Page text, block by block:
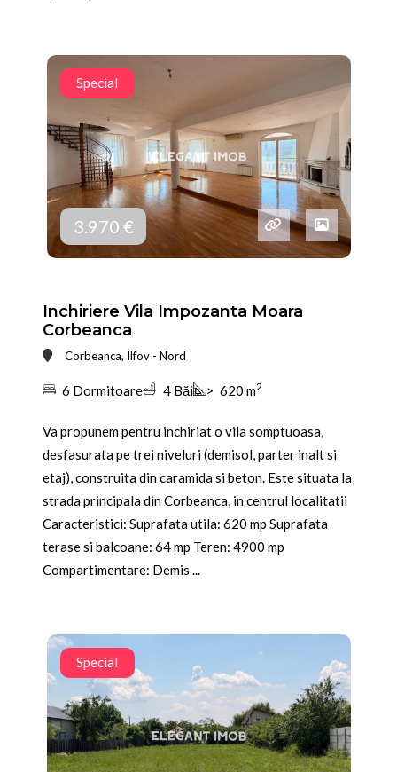
Special
3.970 €
Inchiriere Vila Impozanta Moara
Corbeanca
Corbeanca, Ilfov - Nord
6 Dormitoare 4 Băi > 620 m2
Va propunem pentru inchiriat o vila somptuoasa,
desfasurata pe trei niveluri (demisol, parter inalt si
etaj), construita din caramida si beton. Este situata la
strada principala din Corbeanca, in centrul localitatii
Caracteristici: Suprafata utila: 620 mp Suprafata
terase si balcoane: 64 mp Teren: 4900 mp
Compartimentare: Demis ...
Special